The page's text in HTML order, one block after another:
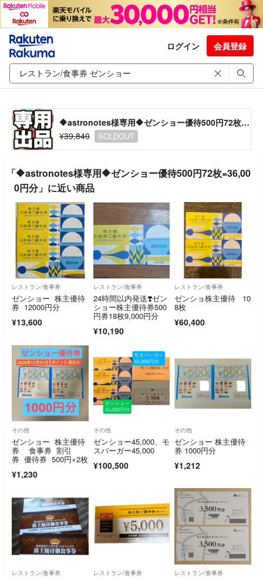
ログイン 会員登録
🔶astronotes様専用🔶ゼンショー優待500円72枚=36,000円分
¥39,840
SOLDOUT
「🔶astronotes様専用🔶ゼンショー優待500円72枚=36,00
0円分」に近い商品
レストラン/食事券
ゼンショー 株主優待
券 12000円分
¥13,600
レストラン/食事券
24時間以内発送❣️ゼン
ショー株主優待券500
円券18枚9,000円分
¥10,190
レストラン/食事券
ゼンショ株主優待 10
8枚
¥60,400
その他
ゼンショー 株主優待
券 食事券 割引
券 優待券 500円×2枚
¥1,230
その他
ゼンショー45,000、モ
スバーガー45,000
¥100,500
その他
ゼンショー 株主優待
券 1000円分
¥1,212
レストラン/食事券 レストラン/食事券 レストラン/食事券